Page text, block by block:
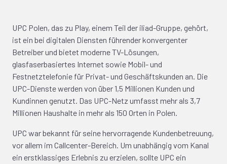
UPC Polen, das zu Play, einem Teil der iliad-Gruppe, gehört,
ist ein bei digitalen Diensten führender konvergenter
Betreiber und bietet moderne TV-Lösungen,
glasfaserbasiertes Internet sowie Mobil- und
Festnetztelefonie für Privat- und Geschäftskunden an. Die
UPC-Dienste werden von über 1,5 Millionen Kunden und
Kundinnen genutzt. Das UPC-Netz umfasst mehr als 3,7
Millionen Haushalte in mehr als 150 Orten in Polen.
UPC war bekannt für seine hervorragende Kundenbetreuung,
vor allem im Callcenter-Bereich. Um unabhängig vom Kanal
ein erstklassiges Erlebnis zu erzielen, sollte UPC ein